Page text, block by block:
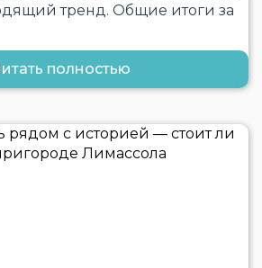
тренд. Общие итоги за
полностью